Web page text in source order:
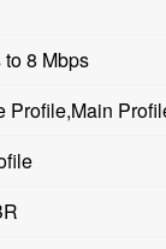
8 Mbps
Profile,Main